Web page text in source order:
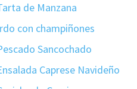
de Manzana
con champiñones
Sancochado
Caprese Navideño